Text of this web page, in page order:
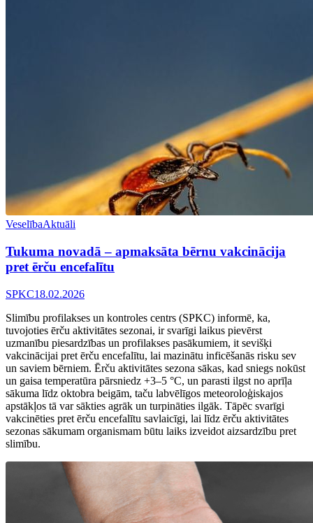
VeselībaAktuāli
Tukuma novadā – apmaksāta bērnu vakcinācija
pret ērču encefalītu
SPKC18.02.2026
Slimību profilakses un kontroles centrs (SPKC) informē, ka,
tuvojoties ērču aktivitātes sezonai, ir svarīgi laikus pievērst
uzmanību piesardzības un profilakses pasākumiem, it sevišķi
vakcinācijai pret ērču encefalītu, lai mazinātu inficēšanās risku sev
un saviem bērniem. Ērču aktivitātes sezona sākas, kad sniegs nokūst
un gaisa temperatūra pārsniedz +3–5 °C, un parasti ilgst no aprīļa
sākuma līdz oktobra beigām, taču labvēlīgos meteoroloģiskajos
apstākļos tā var sākties agrāk un turpināties ilgāk. Tāpēc svarīgi
vakcinēties pret ērču encefalītu savlaicīgi, lai līdz ērču aktivitātes
sezonas sākumam organismam būtu laiks izveidot aizsardzību pret
slimību.